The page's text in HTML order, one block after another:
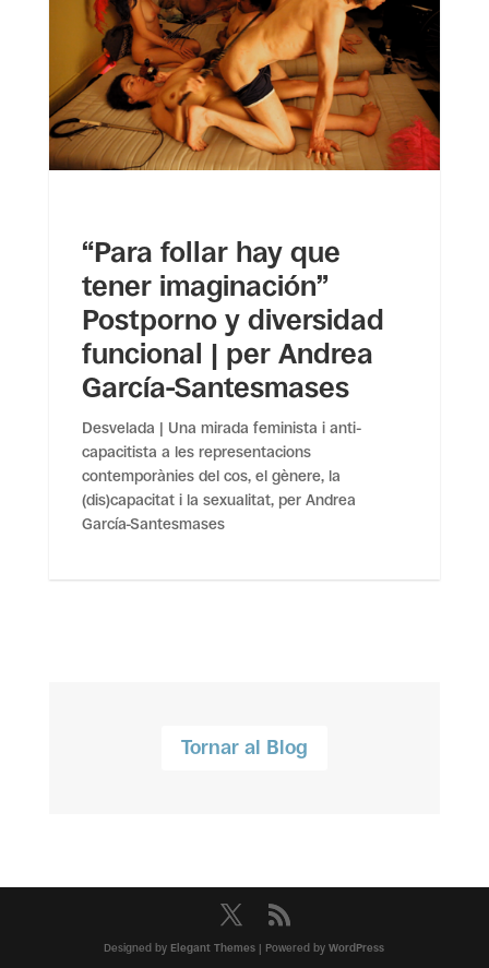
“Para follar hay que
tener imaginación”
Postporno y diversidad
funcional | per Andrea
García-Santesmases
Desvelada | Una mirada feminista i anti-
capacitista a les representacions
contemporànies del cos, el gènere, la
(dis)capacitat i la sexualitat, per Andrea
García-Santesmases
Tornar al Blog
Designed by Elegant Themes | Powered byWordPress